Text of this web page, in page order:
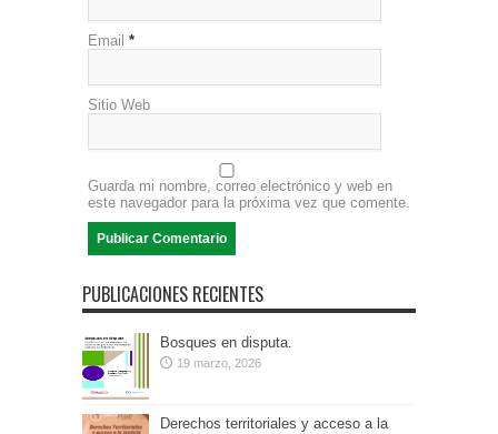
Email *
Sitio Web
Guarda mi nombre, correo electrónico y web en
este navegador para la próxima vez que comente.
PUBLICACIONES RECIENTES
Bosques en disputa.
19 marzo, 2026
Derechos territoriales y acceso a la